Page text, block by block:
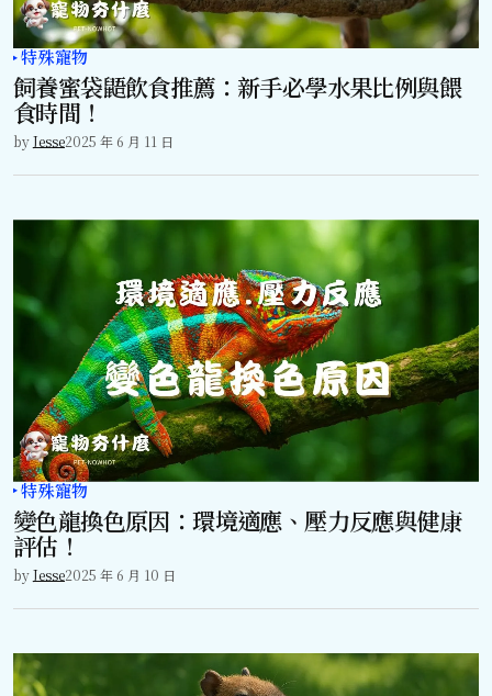
特殊寵物
飼養蜜袋鼯飲食推薦：新手必學水果比例與餵
食時間！
byJesse2025 年 6 月 11 日
特殊寵物
變色龍換色原因：環境適應、壓力反應與健康
評估！
byJesse2025 年 6 月 10 日